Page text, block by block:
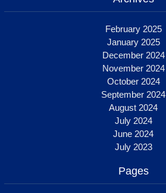
February 2025
January 2025
December 2024
November 2024
October 2024
September 2024
August 2024
July 2024
June 2024
July 2023
Pages